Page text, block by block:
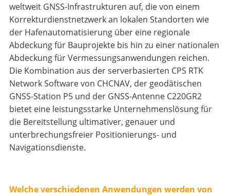
weltweit GNSS-Infrastrukturen auf, die von einem
Korrekturdienstnetzwerk an lokalen Standorten wie
der Hafenautomatisierung über eine regionale
Abdeckung für Bauprojekte bis hin zu einer nationalen
Abdeckung für Vermessungsanwendungen reichen.
Die Kombination aus der serverbasierten CPS RTK
Network Software von CHCNAV, der geodätischen
GNSS-Station P5 und der GNSS-Antenne C220GR2
bietet eine leistungsstarke Unternehmenslösung für
die Bereitstellung ultimativer, genauer und
unterbrechungsfreier Positionierungs- und
Navigationsdienste.
Welche verschiedenen Anwendungen werden von